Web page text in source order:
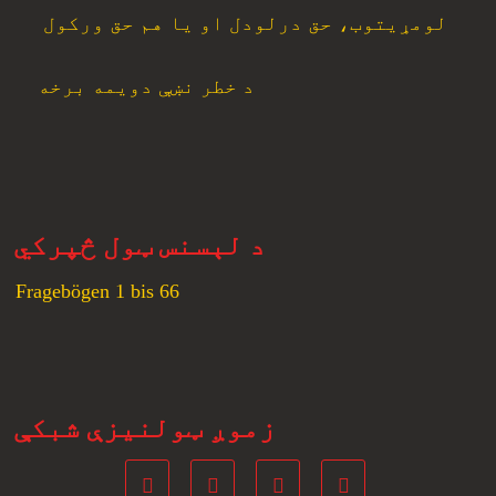
لومړیتوب، حق درلودل او یا هم حق ورکول
د خطر نښې دویمه برخه
د لېسنس ټول څپرکي
Fragebögen 1 bis 66
زموږ ټولنیزې شبکې
Facebook
Tumblr
Instagram